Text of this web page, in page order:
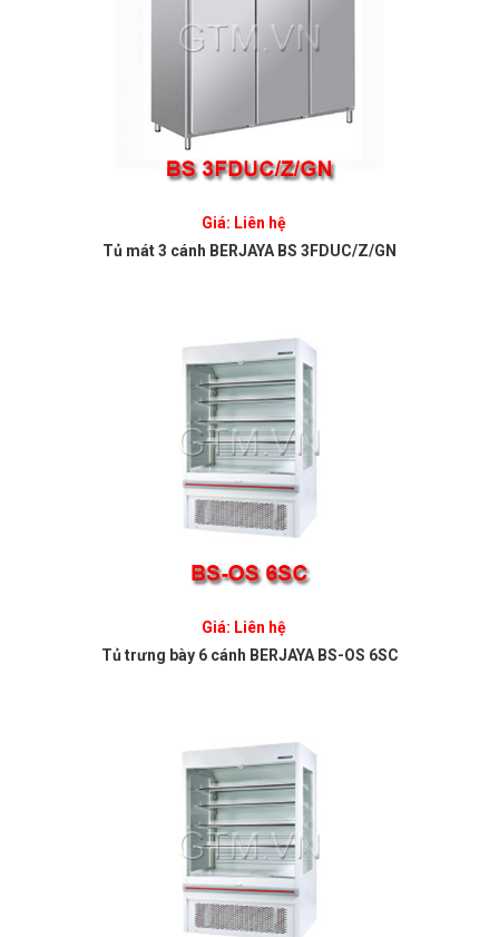
Giá: Liên hệ
Tủ mát 3 cánh BERJAYA BS 3FDUC/Z/GN
Giá: Liên hệ
Tủ trưng bày 6 cánh BERJAYA BS-OS 6SC